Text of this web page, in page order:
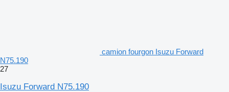
camion fourgon Isuzu Forward
N75.190
27
Isuzu Forward N75.190